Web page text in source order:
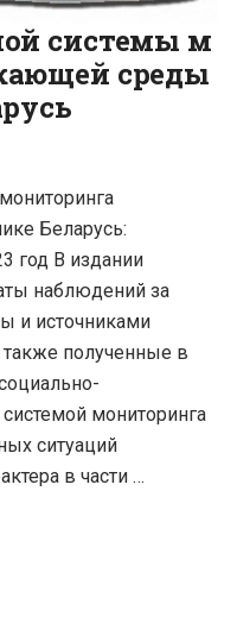
системы м
среды
Беларусь:
год В издании
наблюдений за
и источниками
также полученные в
мониторинга
ситуаций
в части …